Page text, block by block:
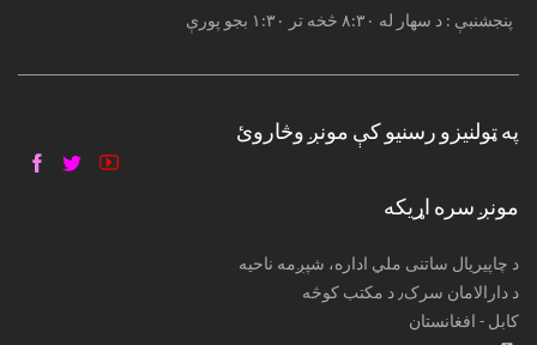
پنجشنبې : د سهار له ۸:۳۰ څخه تر ۱:۳۰ بجو پورې
په ټولنیزو رسنیو کې مونږ وڅاروئ
مونږ سره اړیکه
د چاپیریال ساتنی ملي اداره، شپږمه ناحیه
د دارالامان سرک٫ د مکتب کوڅه
کابل - افغانستان